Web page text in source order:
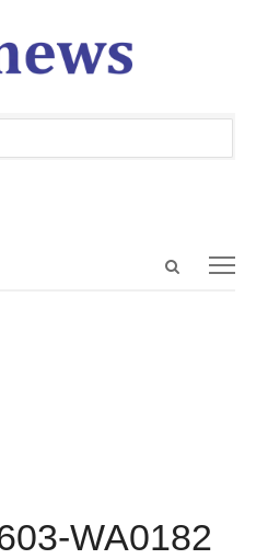
Open
WA0182